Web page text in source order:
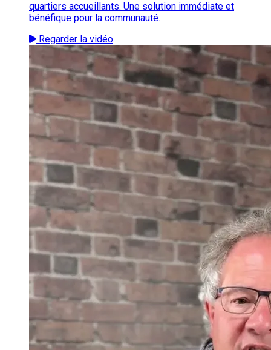
quartiers accueillants. Une solution immédiate et
bénéfique pour la communauté.
Regarder la vidéo